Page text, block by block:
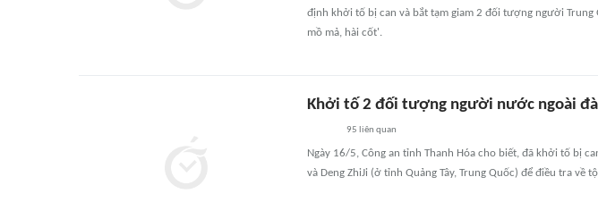
định khởi tố bị can và bắt tạm giam 2 đối tượng người
mồ mả, hài cốt'.
Khởi tố 2 đối tượng người nước ngoài
95 liên quan
Ngày 16/5, Công an tỉnh Thanh Hóa cho biết, đã khởi tố bị
và Deng ZhiJi (ở tỉnh Quảng Tây, Trung Quốc) để điều tra về